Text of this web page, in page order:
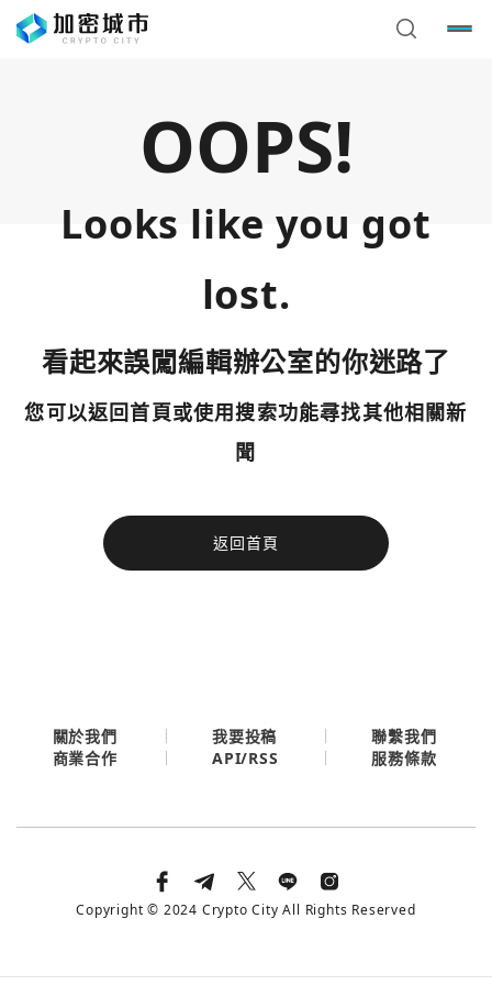
OOPS!
Looks like you got
lost.
看起來誤闖編輯辦公室的你迷路了
您可以返回首頁或使用搜索功能尋找其他相關新
聞
返回首頁
今日熱門
使用以下帳號繼續
您已閒置5分鐘，請點擊關閉按鈕或空白處，即可回到加密
今日熱門
關於我們 我要投稿
聯繫我們
商業合作
API/RSS 服務條款
Copyright © 2024 Crypto City All Rights Reserved